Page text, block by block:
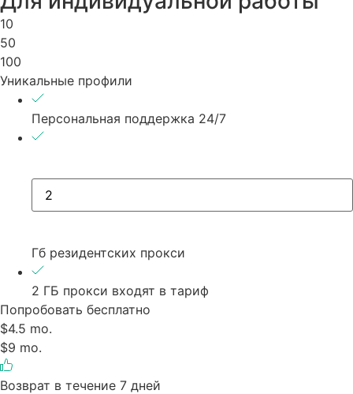
10
50
100
Уникальные профили
Персональная поддержка 24/7
Гб резидентских прокси
2 ГБ прокси входят в тариф
Попробовать бесплатно
$4.5 mo.
$9 mo.
Возврат в течение 7 дней